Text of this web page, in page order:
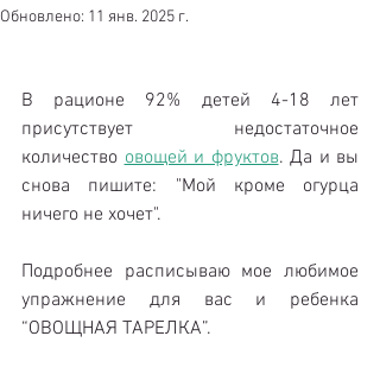
Обновлено: 11 янв. 2025 г.
В рационе 92% детей 4-18 лет
присутствует недостаточное
количество овощей и фруктов. Да и вы
снова пишите: "Мой кроме огурца
ничего не хочет".
Подробнее расписываю мое любимое
упражнение для вас и ребенка
“ОВОЩНАЯ ТАРЕЛКА”.